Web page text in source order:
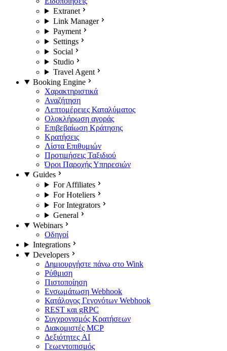
Extranet
Link Manager
Payment
Settings
Social
Studio
Travel Agent
Booking Engine
Χαρακτηριστικά
Αναζήτηση
Λεπτομέρειες Καταλύματος
Ολοκλήρωση αγοράς
Επιβεβαίωση Κράτησης
Κρατήσεις
Λίστα Επιθυμιών
Προτιμήσεις Ταξιδιού
Όροι Παροχής Υπηρεσιών
Guides
For Affiliates
For Hoteliers
For Integrators
General
Webinars
Οδηγοί
Integrations
Developers
Δημιουργήστε πάνω στο Wink
Ρύθμιση
Πιστοποίηση
Ενσωμάτωση Webhook
Κατάλογος Γεγονότων Webhook
REST και gRPC
Συγχρονισμός Κρατήσεων
Διακομιστές MCP
Δεξιότητες AI
Γεωεντοπισμός